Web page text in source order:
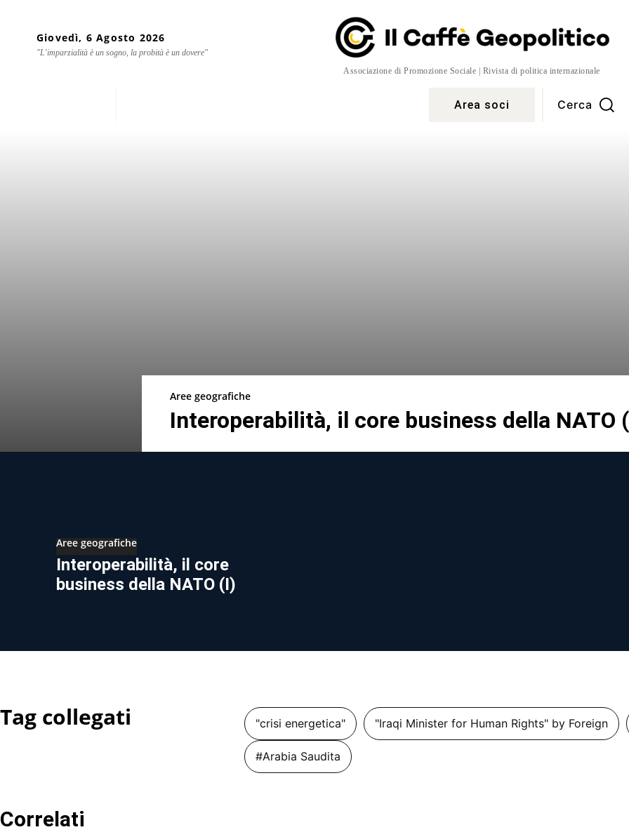
Giovedì, 6 Agosto 2026
"L'imparzialità è un sogno, la probità è un dovere"
Associazione di Promozione Sociale | Rivista di politica internazionale
Area soci Cerca
Aree geografiche
Interoperabilità, il core business della NATO
Aree geografiche
Interoperabilità, il core
business della NATO (I)
Tag collegati "crisi energetica" "Iraqi Minister for Human Rights" by Foreign
#Arabia Saudita
Correlati